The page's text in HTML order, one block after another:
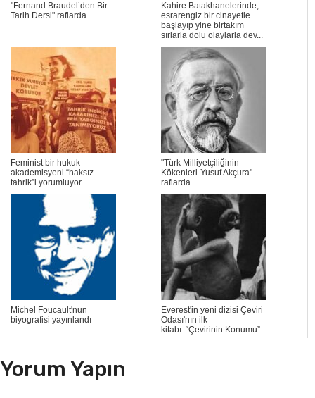
"Fernand Braudel’den Bir
Tarih Dersi" raflarda
Kahire Batakhanelerinde,
esrarengiz bir cinayetle
başlayıp yine birtakım
sırlarla dolu olaylarla dev...
Feminist bir hukuk
akademisyeni “haksız
tahrik”i yorumluyor
"Türk Milliyetçiliğinin
Kökenleri-Yusuf Akçura"
raflarda
Michel Foucault'nun
biyografisi yayınlandı
Everest'in yeni dizisi Çeviri
Odası'nın ilk
kitabı: “Çevirinin Konumu”
Yorum Yapın